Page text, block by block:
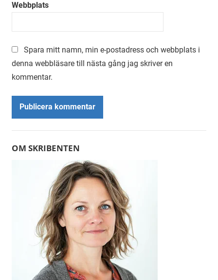
Webbplats
Spara mitt namn, min e-postadress och webbplats i
denna webbläsare till nästa gång jag skriver en
kommentar.
Alternative:
OM SKRIBENTEN